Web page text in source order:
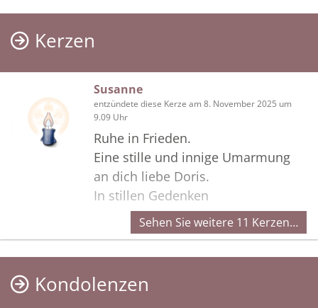
Kerzen
Susanne
entzündete diese Kerze am 8. November 2025 um
9.09 Uhr
Ruhe in Frieden.
Eine stille und innige Umarmung
an dich liebe Doris.
In stillen Gedenken
Sehen Sie weitere 11 Kerzen…
Kondolenzen